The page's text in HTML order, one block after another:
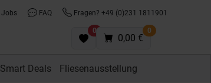
Jobs FAQ Fragen? +49 (0)231 1811901
0 0
0,00 €
Smart Deals Fliesenausstellung